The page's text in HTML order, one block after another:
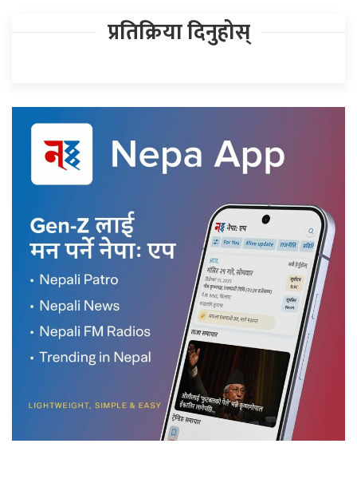
प्रतिक्रिया दिनुहोस्